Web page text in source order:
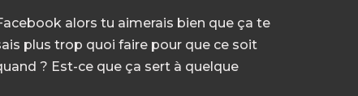
alors tu aimerais bien que ça te
plus trop quoi faire pour que ce soit
? Est-ce que ça sert à quelque